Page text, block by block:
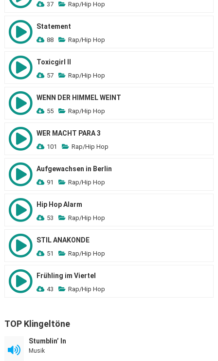
37 Rap/Hip Hop
Statement
88 Rap/Hip Hop
Toxicgirl II
57 Rap/Hip Hop
WENN DER HIMMEL WEINT
55 Rap/Hip Hop
WER MACHT PARA 3
101 Rap/Hip Hop
Aufgewachsen in Berlin
91 Rap/Hip Hop
Hip Hop Alarm
53 Rap/Hip Hop
STIL ANAKONDE
51 Rap/Hip Hop
Frühling im Viertel
43 Rap/Hip Hop
TOP Klingeltöne
Stumblin’ In
Musik